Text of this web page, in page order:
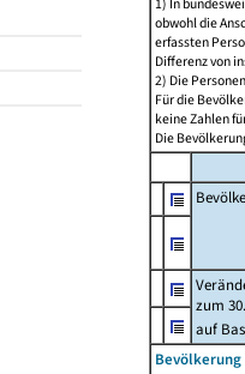
obwohl die
erfassten
Differenz von
2) Die
Für die
keine Zahlen
Die
zum
auf
Bevölkerung